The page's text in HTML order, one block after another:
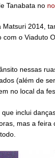
Tanabata no
Matsuri 2014,
com o Viaduto
nessas
(além de
no local da
inclui
mas a